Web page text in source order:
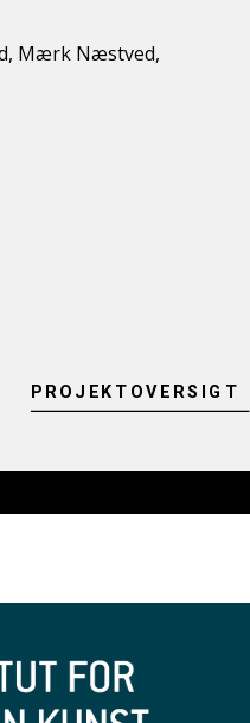
Mærk Næstved,
PROJEKTOVERSIGT